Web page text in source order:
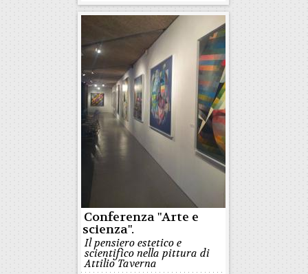
Conferenza "Arte e
scienza".
Il pensiero estetico e
scientifico nella pittura di
Attilio Taverna